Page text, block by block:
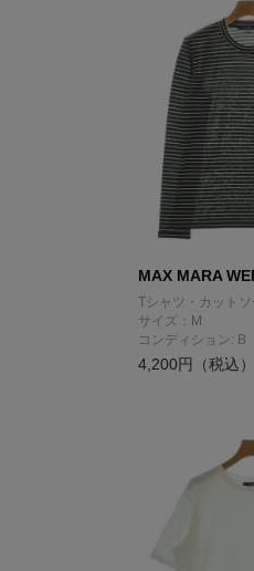
MAX MARA
Tシャツ・カットソ
サイズ：M
コンディション: B
4,200円（税込）